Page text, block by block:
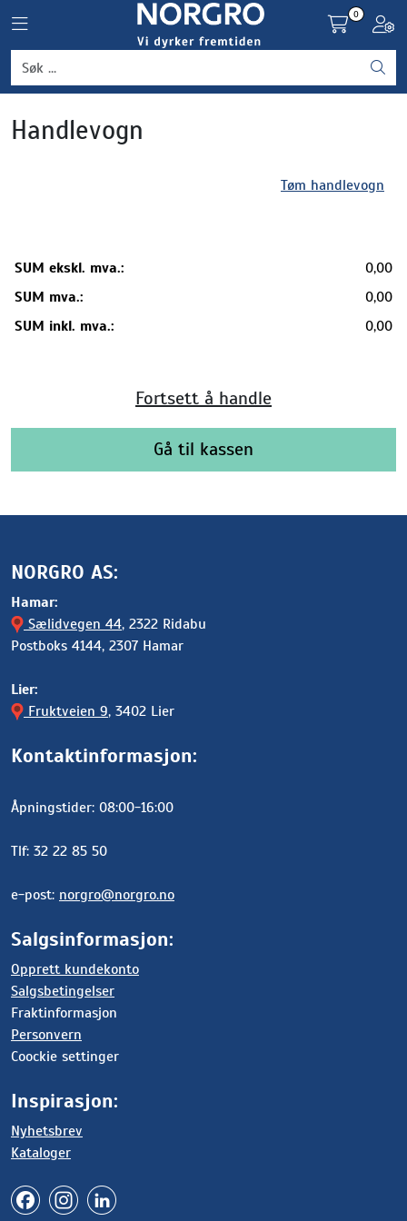
Toggle navigation
0
Handlevogn
Tøm handlevogn
SUM ekskl. mva.:
0,00
SUM mva.:
0,00
SUM inkl. mva.:
0,00
Fortsett å handle
Gå til kassen
NORGRO AS:
Hamar:
Sælidvegen 44, 2322 Ridabu
Postboks 4144, 2307 Hamar
Lier:
Fruktveien 9, 3402 Lier
Kontaktinformasjon:
Åpningstider: 08:00-16:00
Tlf: 32 22 85 50
e-post: norgro@norgro.no
Salgsinformasjon:
Opprett kundekonto
Salgsbetingelser
Fraktinformasjon
Personvern
Coockie settinger
Inspirasjon:
Nyhetsbrev
Kataloger
Grønnsaker
Settepotet og setteløk
Blomster, potter og brett
Driftsmidler